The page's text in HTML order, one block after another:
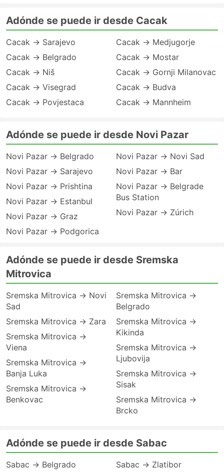
Adónde se puede ir desde Cacak
Cacak → Sarajevo
Cacak → Belgrado
Cacak → Niš
Cacak → Visegrad
Cacak → Povjestaca
Cacak → Medjugorje
Cacak → Mostar
Cacak → Gornji Milanovac
Cacak → Budva
Cacak → Mannheim
Adónde se puede ir desde Novi Pazar
Novi Pazar → Belgrado
Novi Pazar → Sarajevo
Novi Pazar → Prishtina
Novi Pazar → Estanbul
Novi Pazar → Graz
Novi Pazar → Podgorica
Novi Pazar → Novi Sad
Novi Pazar → Bar
Novi Pazar → Belgrade
Bus Station
Novi Pazar → Zúrich
Adónde se puede ir desde Sremska
Mitrovica
Sremska Mitrovica → Novi
Sad
Sremska Mitrovica → Zara
Sremska Mitrovica →
Viena
Sremska Mitrovica →
Banja Luka
Sremska Mitrovica →
Benkovac
Sremska Mitrovica →
Belgrado
Sremska Mitrovica →
Kikinda
Sremska Mitrovica →
Ljubovija
Sremska Mitrovica →
Sisak
Sremska Mitrovica →
Brcko
Adónde se puede ir desde Sabac
Sabac → Belgrado
Sabac → Zlatibor